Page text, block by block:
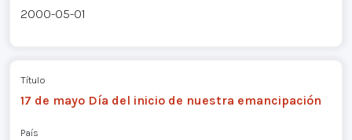
2000-05-01
Título
17 de mayo Día del inicio de nuestra emancipación
País